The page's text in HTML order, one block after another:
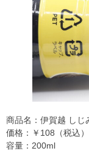
商品名：伊賀越 しじ
価格：￥108（税込）
容量：200ml